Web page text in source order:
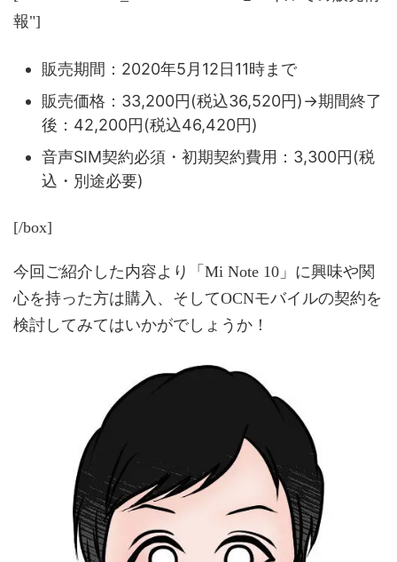
報"]
販売期間：2020年5月12日11時まで
販売価格：33,200円(税込36,520円)→期間終了
後：42,200円(税込46,420円)
音声SIM契約必須・初期契約費用：3,300円(税
込・別途必要)
[/box]
今回ご紹介した内容より「Mi Note 10」に興味や関
心を持った方は購入、そしてOCNモバイルの契約を
検討してみてはいかがでしょうか！